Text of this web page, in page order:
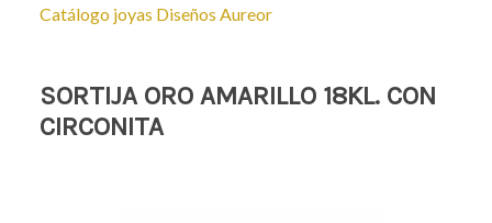
Catálogo joyas Diseños Aureor
SORTIJA ORO AMARILLO 18KL. CON
CIRCONITA